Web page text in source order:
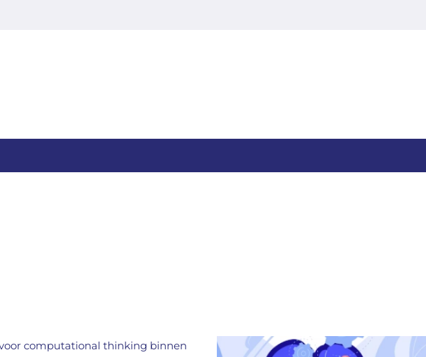
computational thinking binnen